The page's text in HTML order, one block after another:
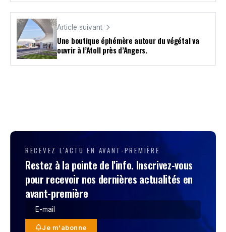
Article suivant
Une boutique éphémère autour du végétal va
ouvrir à l’Atoll près d’Angers.
RECEVEZ L'ACTU EN AVANT-PREMIÈRE
Restez à la pointe de l'info. Inscrivez-vous
pour recevoir nos dernières actualités en
avant-première
Je m'abonne